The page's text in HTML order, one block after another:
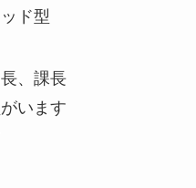
ド型
、課長
います